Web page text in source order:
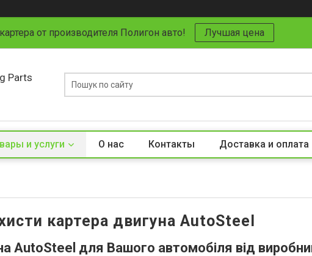
от производителя Полигон авто! Лучшая цена
Parts
и услуги О нас Контакты Доставка и оплата
картера двигуна AutoSteel
AutoSteel для Вашого автомобіля від